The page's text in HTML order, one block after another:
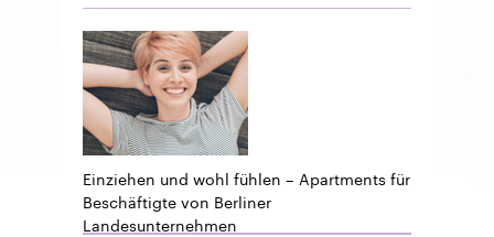
Einziehen und wohl fühlen – Apartments für
Beschäftigte von Berliner
Landesunternehmen